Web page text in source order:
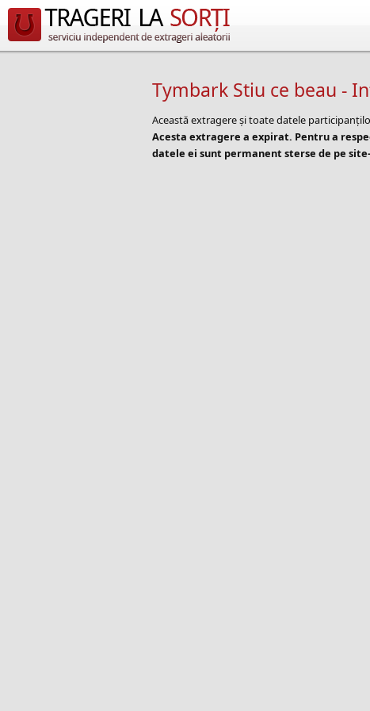
Tymbark Stiu ce beau -
Această extragere și toate datele
Acesta extragere a expirat. Pentru a
datele ei sunt permanent sterse de pe